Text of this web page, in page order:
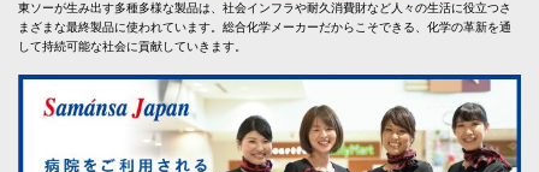
東ソーが生み出す多種多様な製品は、社会インフラや耐久消費財など人々の生活に役立つさ
まざまな最終製品に使われています。総合化学メーカーだからこそできる、化学の革新を通
して持続可能な社会に貢献していきます。